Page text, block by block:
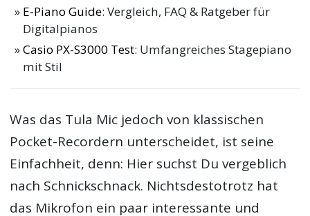
E-Piano Guide: Vergleich, FAQ & Ratgeber für
Digitalpianos
Casio PX-S3000 Test: Umfangreiches Stagepiano
mit Stil
Was das Tula Mic jedoch von klassischen
Pocket-Recordern unterscheidet, ist seine
Einfachheit, denn: Hier suchst Du vergeblich
nach Schnickschnack. Nichtsdestotrotz hat
das Mikrofon ein paar interessante und